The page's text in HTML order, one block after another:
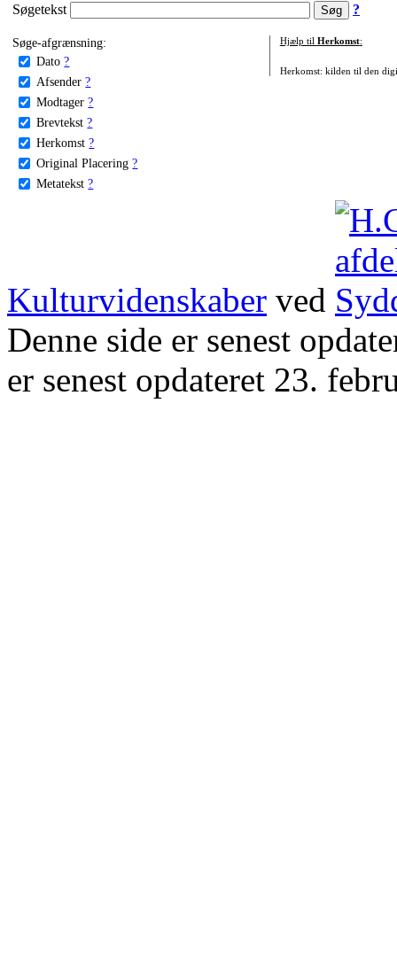
Søgetekst ?
Søge-afgrænsning:
Dato ?
Afsender ?
Modtager ?
Brevtekst ?
Herkomst ?
Original Placering ?
Metatekst ?
Hjælp til Herkomst:
Herkomst: kilden til den
Kulturvidenskaber ved
Denne side er senest
er senest opdateret 23.